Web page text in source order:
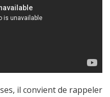
il convient de rappeler